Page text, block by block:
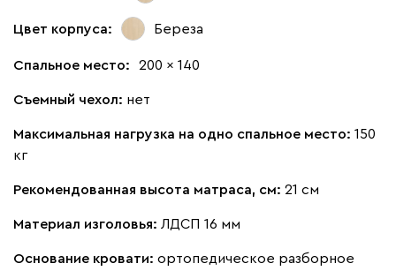
Цвет корпуса: Береза
Спальное место: 200 x 140
Съемный чехол: нет
Максимальная нагрузка на одно спальное место: 150
кг
Рекомендованная высота матраса, см: 21 см
Материал изголовья: ЛДСП 16 мм
Основание кровати: ортопедическое разборное